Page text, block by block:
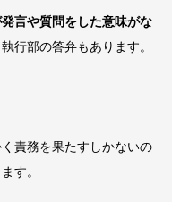
発言や質問をした意味がな
行部の答弁もあります。
責務を果たすしかないの
す。